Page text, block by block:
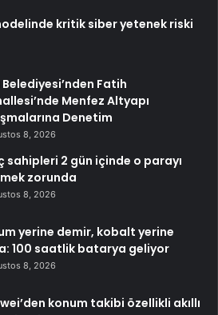
kritik siber yetenek riski
Belediyesi’nden Fatih
Menfez Altyapı
Denetim
8, 2026
sahipleri 2 gün içinde o parayı
zorunda
8, 2026
yerine demir, kobalt yerine
100 saatlik batarya geliyor
8, 2026
konum takibi özellikli akıllı